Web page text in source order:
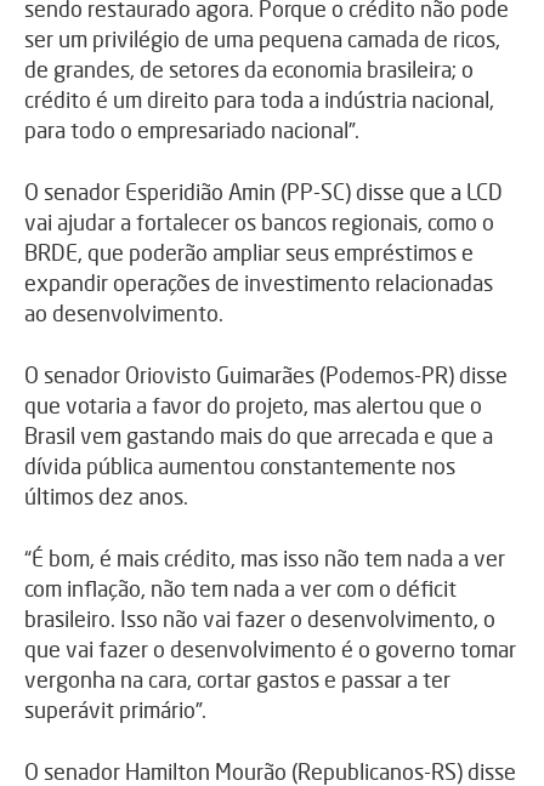
sendo restaurado agora. Porque o crédito não pode
ser um privilégio de uma pequena camada de ricos,
de grandes, de setores da economia brasileira; o
crédito é um direito para toda a indústria nacional,
para todo o empresariado nacional”.
O senador Esperidião Amin (PP-SC) disse que a LCD
vai ajudar a fortalecer os bancos regionais, como o
BRDE, que poderão ampliar seus empréstimos e
expandir operações de investimento relacionadas
ao desenvolvimento.
O senador Oriovisto Guimarães (Podemos-PR) disse
que votaria a favor do projeto, mas alertou que o
Brasil vem gastando mais do que arrecada e que a
dívida pública aumentou constantemente nos
últimos dez anos.
“É bom, é mais crédito, mas isso não tem nada a ver
com inflação, não tem nada a ver com o déficit
brasileiro. Isso não vai fazer o desenvolvimento, o
que vai fazer o desenvolvimento é o governo tomar
vergonha na cara, cortar gastos e passar a ter
superávit primário”.
O senador Hamilton Mourão (Republicanos-RS) disse